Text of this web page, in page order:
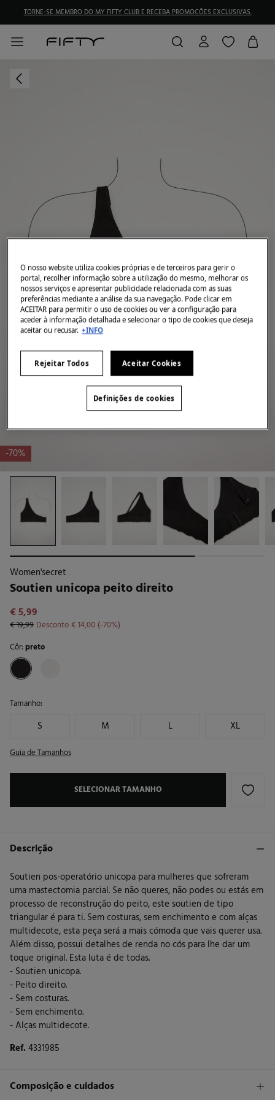
TORNE-SE MEMBRO DO MY FIFTY CLUB E RECEBA PROMOÇÕES EXCLUSIVAS.
-70%
Women'secret
Soutien unicopa peito direito
€ 5,99
€ 19,99 Desconto€ 14,00
70
Côr:preto
Tamanho:
S M L XL
Guia de Tamanhos
SELECIONAR TAMANHO
Descrição
Soutien pos-operatório unicopa para mulheres que sofreram
uma mastectomia parcial. Se não queres, não podes ou estás em
processo de reconstrução do peito, este soutien de tipo
triangular é para ti. Sem costuras, sem enchimento e com alças
multidecote, esta peça será a mais cómoda que vais querer usa.
Além disso, possui detalhes de renda no cós para lhe dar um
toque original. Esta luta é de todas.
- Soutien unicopa.
- Peito direito.
- Sem costuras.
- Sem enchimento.
- Alças multidecote.
Ref.4331985
Composição e cuidados
O nosso website utiliza cookies próprias e de terceiros para gerir o
portal, recolher informação sobre a utilização do mesmo, melhorar os
nossos serviços e apresentar publicidade relacionada com as suas
preferências mediante a análise da sua navegação. Pode clicar em
ACEITAR para permitir o uso de cookies ou ver a configuração para
aceder à informação detalhada e selecionar o tipo de cookies que deseja
aceitar ou recusar. +INFO
Rejeitar Todos Aceitar Cookies
Definições de cookies